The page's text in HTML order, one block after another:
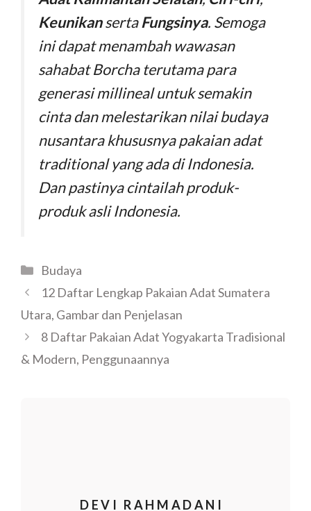
KeunikansertaFungsinya. Semoga
ini dapat menambah wawasan
sahabat Borcha terutama para
generasi millineal untuk semakin
cinta dan melestarikan nilai budaya
nusantara khususnya pakaian adat
traditional yang ada di Indonesia.
Dan pastinya cintailah produk-
produk asli Indonesia.
Budaya
12 Daftar Lengkap Pakaian Adat Sumatera
Utara, Gambar dan Penjelasan
8 Daftar Pakaian Adat Yogyakarta Tradisional
& Modern, Penggunaannya
DEVI RAHMADANI